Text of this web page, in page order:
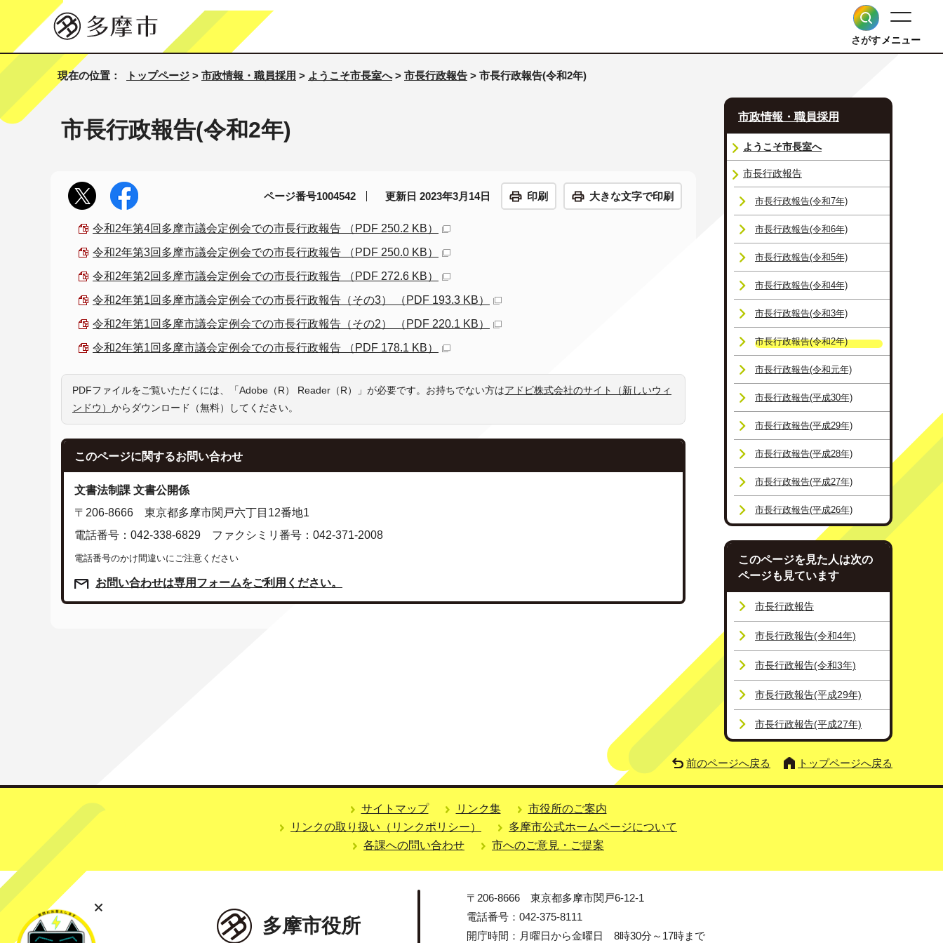
さがすメニュー
現在の位置： トップページ > 市政情報・職員採用 > ようこそ市長室へ> 市長行政報告 > 市長行政報告(令和2年)
市長行政報告(令和2年)
ページ番号1004542 更新日 2023年3月14日 印刷 大きな文字で印刷
令和2年第4回多摩市議会定例会での市長行政報告 （PDF 250.2 KB）
令和2年第3回多摩市議会定例会での市長行政報告 （PDF 250.0 KB）
令和2年第2回多摩市議会定例会での市長行政報告 （PDF 272.6 KB）
令和2年第1回多摩市議会定例会での市長行政報告（その3） （PDF 193.3 KB）
令和2年第1回多摩市議会定例会での市長行政報告（その2） （PDF 220.1 KB）
令和2年第1回多摩市議会定例会での市長行政報告 （PDF 178.1 KB）
PDFファイルをご覧いただくには、「Adobe（R） Reader（R）」が必要です。お持ちでない方はアドビ株式会社のサイト（新しいウィ
ンドウ） からダウンロード（無料）してください。
このページに関するお問い合わせ
文書法制課 文書公開係
〒206-8666 東京都多摩市関戸六丁目12番地1
電話番号：042-338-6829 ファクシミリ番号：042-371-2008
電話番号のかけ間違いにご注意ください
お問い合わせは専用フォームをご利用ください。
市政情報・職員採用
ようこそ市長室へ
市長行政報告
市長行政報告(令和7年)
市長行政報告(令和6年)
市長行政報告(令和5年)
市長行政報告(令和4年)
市長行政報告(令和3年)
市長行政報告(令和2年)
市長行政報告(令和元年)
市長行政報告(平成30年)
市長行政報告(平成29年)
市長行政報告(平成28年)
市長行政報告(平成27年)
市長行政報告(平成26年)
このページを見た人は次の
ページも見ています
市長行政報告
市長行政報告(令和4年)
市長行政報告(令和3年)
市長行政報告(平成29年)
市長行政報告(平成27年)
前のページへ戻る トップページへ戻る
サイトマップ リンク集
市役所のご案内
リンクの取り扱い（リンクポリシー）
多摩市公式ホームページについて
各課への問い合わせ
市へのご意見・ご提案
多摩市役所
〒206-8666 東京都多摩市関戸6-12-1
電話番号：042-375-8111
開庁時間：月曜日から金曜日 8時30分～17時まで